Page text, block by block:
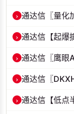
›
›
›
›
›